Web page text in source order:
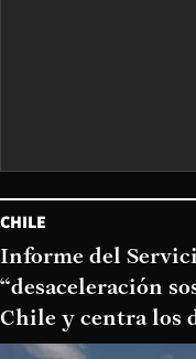
CHILE
Informe del
“desaceleración
Chile y centra los